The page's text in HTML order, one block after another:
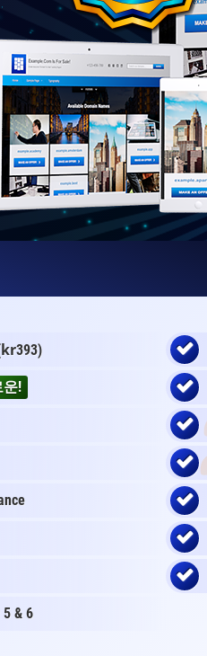
kr393)
운!
5 & 6